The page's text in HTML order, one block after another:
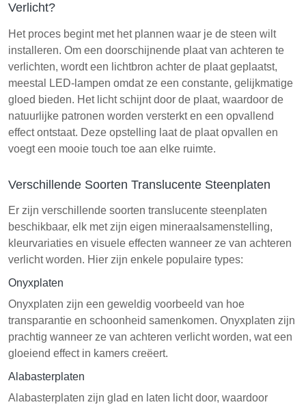
Verlicht?
Het proces begint met het plannen waar je de steen wilt
installeren. Om een doorschijnende plaat van achteren te
verlichten, wordt een lichtbron achter de plaat geplaatst,
meestal LED-lampen omdat ze een constante, gelijkmatige
gloed bieden. Het licht schijnt door de plaat, waardoor de
natuurlijke patronen worden versterkt en een opvallend
effect ontstaat. Deze opstelling laat de plaat opvallen en
voegt een mooie touch toe aan elke ruimte.
Verschillende Soorten Translucente Steenplaten
Er zijn verschillende soorten translucente steenplaten
beschikbaar, elk met zijn eigen mineraalsamenstelling,
kleurvariaties en visuele effecten wanneer ze van achteren
verlicht worden. Hier zijn enkele populaire types:
Onyxplaten
Onyxplaten zijn een geweldig voorbeeld van hoe
transparantie en schoonheid samenkomen. Onyxplaten zijn
prachtig wanneer ze van achteren verlicht worden, wat een
gloeiend effect in kamers creëert.
Alabasterplaten
Alabasterplaten zijn glad en laten licht door, waardoor